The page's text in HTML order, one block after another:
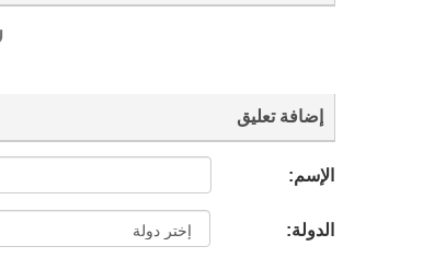
إضافة تعليق
الإسم:
الدولة: